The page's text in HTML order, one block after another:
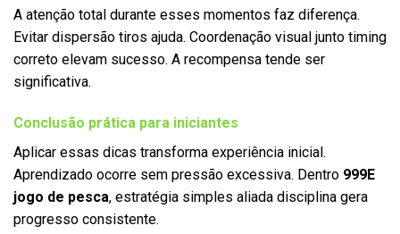
A atenção total durante esses momentos faz diferença.
Evitar dispersão tiros ajuda. Coordenação visual junto timing
correto elevam sucesso. A recompensa tende ser
significativa.
Conclusão prática para iniciantes
Aplicar essas dicas transforma experiência inicial.
Aprendizado ocorre sem pressão excessiva. Dentro 999E
jogo de pesca, estratégia simples aliada disciplina gera
progresso consistente.